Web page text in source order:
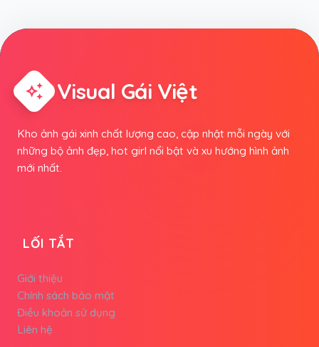
auto_awesome Visual Gái Việt
Kho ảnh gái xinh chất lượng cao, cập nhật mỗi ngày với
những bộ ảnh đẹp, hot girl nổi bật và xu hướng hình ảnh
mới nhất.
LỐI TẮT
Giới thiệu
Chính sách bảo mật
Điều khoản sử dụng
Liên hệ